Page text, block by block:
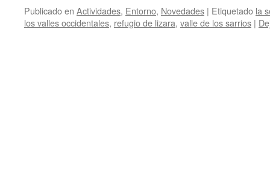
Publicado en Actividades, Entorno, Novedades | Etiquetado la
los valles occidentales, refugio de lizara, valle de los sarrios |